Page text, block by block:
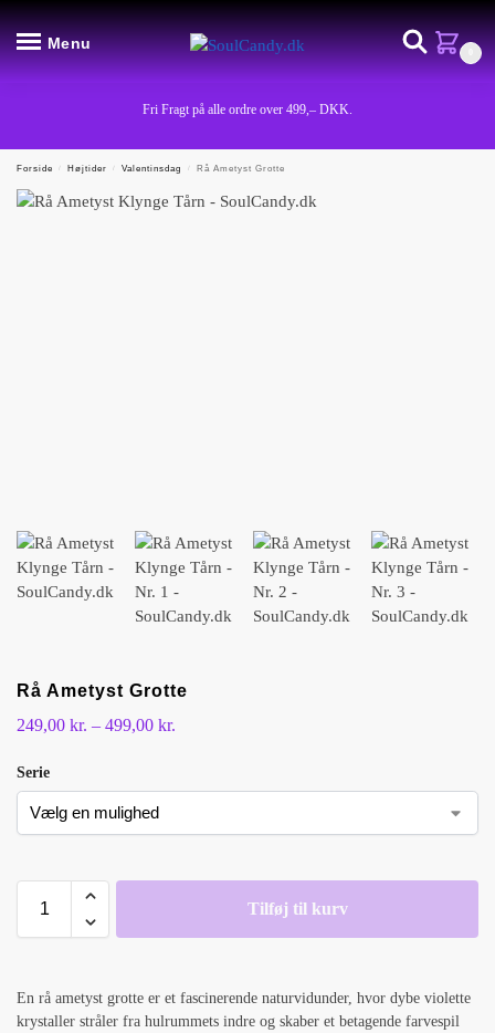
Menu
Fri Fragt på alle ordre over 499,– DKK.
Forside / Højtider / Valentinsdag / Rå Ametyst Grotte
Rå Ametyst Grotte
249,00 kr. – 499,00 kr.
Serie
Tilføj til kurv
En rå ametyst grotte er et fascinerende naturvidunder, hvor dybe violette
krystaller stråler fra hulrummets indre og skaber et betagende farvespil